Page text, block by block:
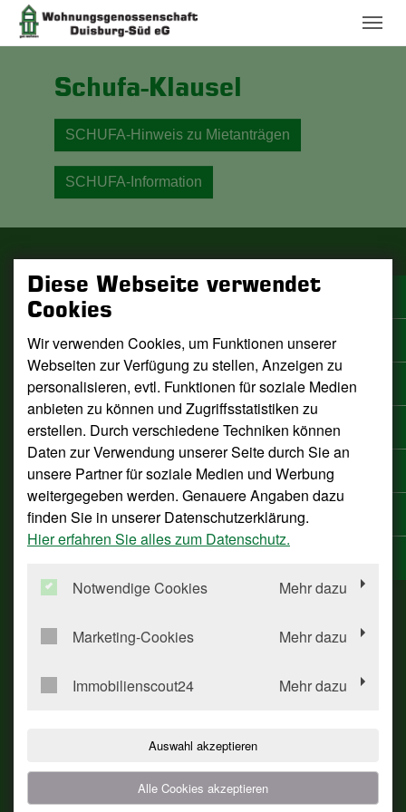
Schufa-Klausel
SCHUFA-Hinweis zu Mietanträgen
SCHUFA-Information
Wohnungsgenossenschaft Duisburg-Süd eG
Eichenhof 9
Telefon: (02 03) 75 99 96-0
Telefax: (02 03) 75 99 96-45
E-Mail:
info(at)wogedu.de
Services
Kontakt
Mediathek
Impressum
Datenschutzerklärung
Informationspflicht gemäß Art. 13 DSGVO
FAQ
Disclaimer / Haftungsausschluss
Diese Webseite verwendet
Cookies
Wir verwenden Cookies, um Funktionen unserer
Webseiten zur Verfügung zu stellen, Anzeigen zu
personalisieren, evtl. Funktionen für soziale Medien
anbieten zu können und Zugriffsstatistiken zu
erstellen. Durch verschiedene Techniken können
Daten zur Verwendung unserer Seite durch Sie an
unsere Partner für soziale Medien und Werbung
weitergegeben werden. Genauere Angaben dazu
finden Sie in unserer Datenschutzerklärung.
Hier erfahren Sie alles zum Datenschutz.
Notwendige Cookies Mehr dazu
Marketing-Cookies Mehr dazu
Immobilienscout24 Mehr dazu
Auswahl akzeptieren
Alle Cookies akzeptieren